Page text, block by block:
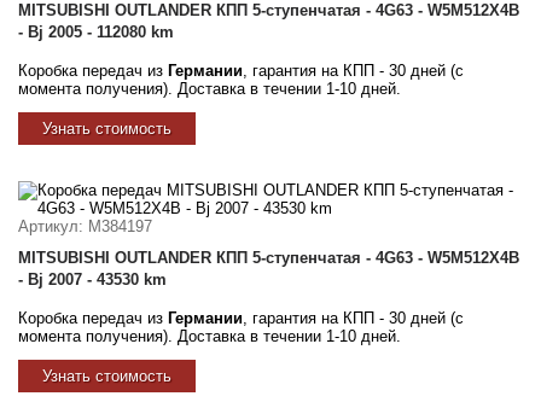
MITSUBISHI OUTLANDER КПП 5-ступенчатая - 4G63 - W5M512X4B
- Bj 2005 - 112080 km
Коробка передач из Германии, гарантия на КПП - 30 дней (с
момента получения). Доставка в течении 1-10 дней.
Узнать стоимость
Артикул: M384197
MITSUBISHI OUTLANDER КПП 5-ступенчатая - 4G63 - W5M512X4B
- Bj 2007 - 43530 km
Коробка передач из Германии, гарантия на КПП - 30 дней (с
момента получения). Доставка в течении 1-10 дней.
Узнать стоимость